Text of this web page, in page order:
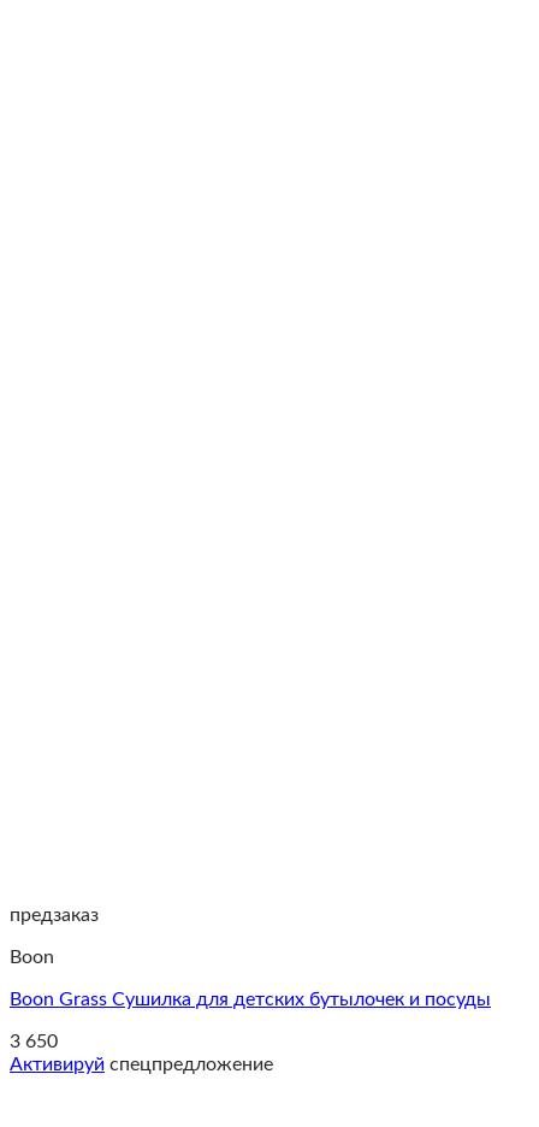
предзаказ
Boon
Boon Grass Cушилка для детских бутылочек и посуды
3 650
Активируй спецпредложение